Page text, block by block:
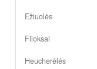
Ežiuolės
Flioksai
Heucherėlės